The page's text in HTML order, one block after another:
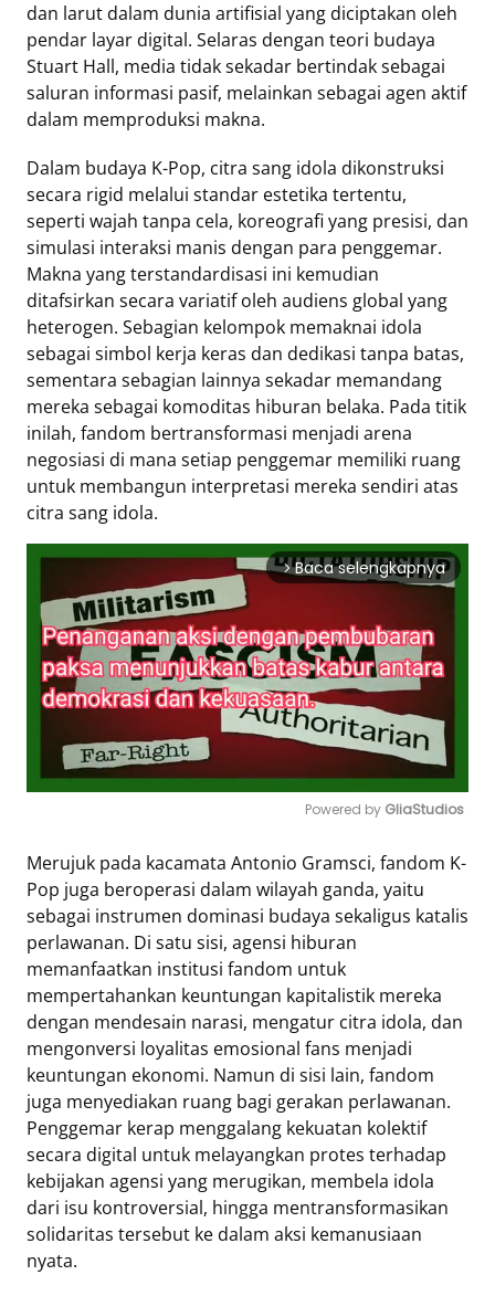
dan larut dalam dunia artifisial yang diciptakan oleh
pendar layar digital. Selaras dengan teori budaya
Stuart Hall, media tidak sekadar bertindak sebagai
saluran informasi pasif, melainkan sebagai agen aktif
dalam memproduksi makna.
Dalam budaya K-Pop, citra sang idola dikonstruksi
secara rigid melalui standar estetika tertentu,
seperti wajah tanpa cela, koreografi yang presisi, dan
simulasi interaksi manis dengan para penggemar.
Makna yang terstandardisasi ini kemudian
ditafsirkan secara variatif oleh audiens global yang
heterogen. Sebagian kelompok memaknai idola
sebagai simbol kerja keras dan dedikasi tanpa batas,
sementara sebagian lainnya sekadar memandang
mereka sebagai komoditas hiburan belaka. Pada titik
inilah, fandom bertransformasi menjadi arena
negosiasi di mana setiap penggemar memiliki ruang
untuk membangun interpretasi mereka sendiri atas
citra sang idola.
arrow_forward_ios Baca selengkapnya
Mute
Powered by GliaStudios
Merujuk pada kacamata Antonio Gramsci, fandom K-
Pop juga beroperasi dalam wilayah ganda, yaitu
sebagai instrumen dominasi budaya sekaligus katalis
perlawanan. Di satu sisi, agensi hiburan
memanfaatkan institusi fandom untuk
mempertahankan keuntungan kapitalistik mereka
dengan mendesain narasi, mengatur citra idola, dan
mengonversi loyalitas emosional fans menjadi
keuntungan ekonomi. Namun di sisi lain, fandom
juga menyediakan ruang bagi gerakan perlawanan.
Penggemar kerap menggalang kekuatan kolektif
secara digital untuk melayangkan protes terhadap
kebijakan agensi yang merugikan, membela idola
dari isu kontroversial, hingga mentransformasikan
solidaritas tersebut ke dalam aksi kemanusiaan
nyata.
Menjadi
Retizen